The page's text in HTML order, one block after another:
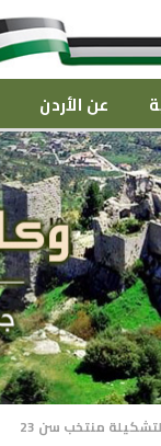
عن الأردن
منتخب سن 23